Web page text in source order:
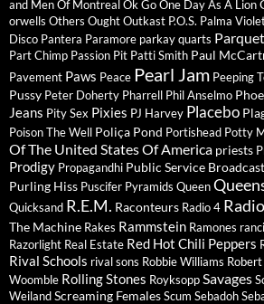
and MenOf MontrealOk GoOne Day As A Lion
orwells Others OughtOutkast P.O.S. Palma
Disco Pantera Paramore parkay quarts
Part Chimp Passion Pit Patti Smith Paul
Pavement Paws Peace Pearl Jam Peeping
Pussy Peter Doherty Pharrell Phil Anselmo
Jeans Pity Sex Pixies PJ Harvey Placebo
Poison The Well Poliça Pond Portishead Potty
Of The United States Of America priests
Prodigy Propagandhi Public Service
Purling Hiss Puscifer Pyramids Queen
Quicksand R.E.M. Raconteurs Radio 4
The Machine Rakes Rammstein Ramones
Razorlight Real Estate Red Hot Chili Peppers
Rival Schools rival sons Robbie Williams
Woomble Rolling Stones RoyksoppSavages
WeilandScreaming FemalesScum Sebadoh